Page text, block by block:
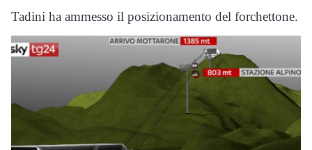
Tadini ha ammesso il posizionamento del forchettone.